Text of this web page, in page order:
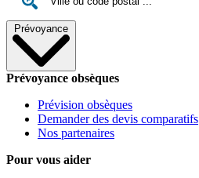
Prévoyance
Prévoyance obsèques
Prévision obsèques
Demander des devis comparatifs
Nos partenaires
Pour vous aider